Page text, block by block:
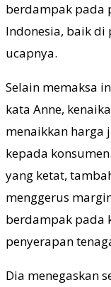
berdampak pada
Indonesia, baik di
ucapnya.
Selain memaksa
kata Anne,
menaikkan harga
kepada
yang ketat,
menggerus
berdampak pada
penyerapan
Dia menegaskan